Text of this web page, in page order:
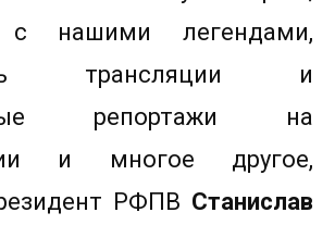
с нашими легендами,
трансляции и
репортажи на
и многое другое,
РФПВ Станислав